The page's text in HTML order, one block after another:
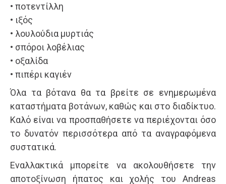
• ποτεντίλλη
• ιξός
• λουλούδια μυρτιάς
• σπόροι λοβέλιας
• οξαλίδα
• πιπέρι καγιέν
Όλα τα βότανα θα τα βρείτε σε ενημερωμένα
καταστήματα βοτάνων, καθώς και στο διαδίκτυο.
Καλό είναι να προσπαθήσετε να περιέχονται όσο
το δυνατόν περισσότερα από τα αναγραφόμενα
συστατικά.
Εναλλακτικά μπορείτε να ακολουθήσετε την
αποτοξίνωση ήπατος και χολής του Andreas